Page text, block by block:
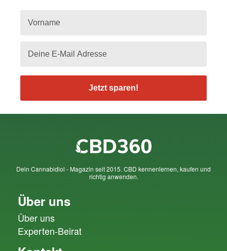
Jetzt sparen!
Dein Cannabidiol - Magazin seit 2015. CBD kennenlernen, kaufen und
richtig anwenden.
Über uns
Über uns
Experten-Beirat